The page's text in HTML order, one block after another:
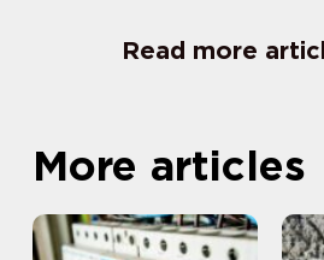
Read more
More articles